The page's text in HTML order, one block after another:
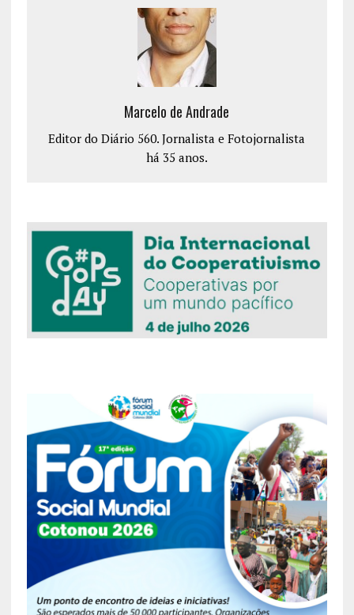
Marcelo de Andrade
Editor do Diário 560. Jornalista e Fotojornalista
há 35 anos.